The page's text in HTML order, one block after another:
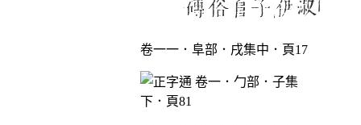
卷一一．阜部．戌集中．頁17